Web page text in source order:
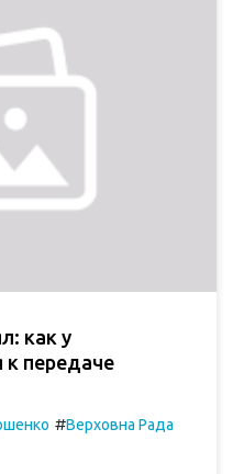
как у
к передаче
#Верховна Рада